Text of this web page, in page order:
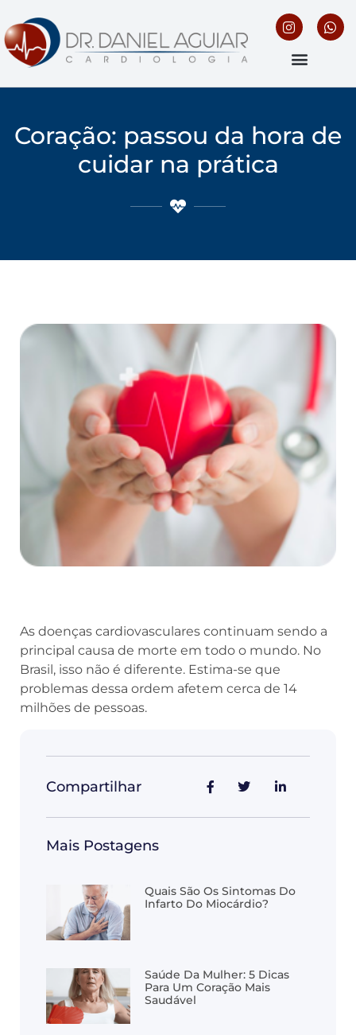
Coração: passou da hora de
cuidar na prática
As doenças cardiovasculares continuam sendo a
principal causa de morte em todo o mundo. No
Brasil, isso não é diferente. Estima-se que
problemas dessa ordem afetem cerca de 14
milhões de pessoas.
Compartilhar
Mais Postagens
Quais São Os Sintomas Do
Infarto Do Miocárdio?
Saúde Da Mulher: 5 Dicas
Para Um Coração Mais
Saudável